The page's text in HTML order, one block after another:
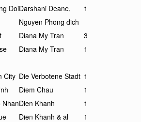
DoiDarshani Deane,
Nguyen Phong dich
1
Diana My Tran
3
Diana My Tran 1
City Die Verbotene Stadt 1
Diem Chau
1
NhanDien Khanh
1
Dien Khanh & al 1